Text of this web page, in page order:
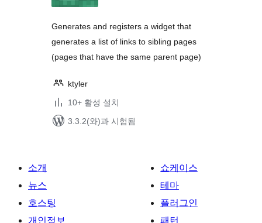
Generates and registers a widget that
generates a list of links to sibling pages
(pages that have the same parent page)
ktyler
10+ 활성 설치
3.3.2(와)과 시험됨
소개
뉴스
호스팅
개인정보
쇼케이스
테마
플러그인
패턴